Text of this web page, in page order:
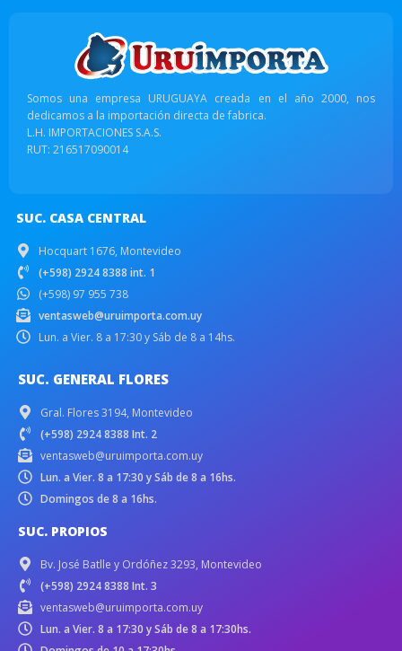
Somos una empresa URUGUAYA creada en el año 2000, nos
dedicamos a la importación directa de fabrica.
L.H. IMPORTACIONES S.A.S.
RUT: 216517090014
SUC. CASA CENTRAL
Hocquart 1676, Montevideo
(+598) 2924 8388 int. 1
(+598) 97 955 738
ventasweb@uruimporta.com.uy
Lun. a Vier. 8 a 17:30 y Sáb de 8 a 14hs.
SUC. GENERAL FLORES
Gral. Flores 3194, Montevideo
(+598) 2924 8388 Int. 2
ventasweb@uruimporta.com.uy
Lun. a Vier. 8 a 17:30 y Sáb de 8 a 16hs.
Domingos de 8 a 16hs.
SUC. PROPIOS
Bv. José Batlle y Ordóñez 3293, Montevideo
(+598) 2924 8388 Int. 3
ventasweb@uruimporta.com.uy
Lun. a Vier. 8 a 17:30 y Sáb de 8 a 17:30hs.